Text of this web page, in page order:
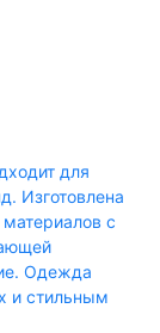
для
Изготовлена
с
Одежда
и стильным